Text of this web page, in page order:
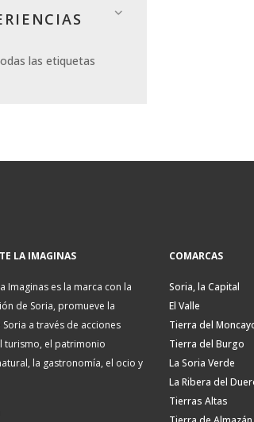
las etiquetas
LA IMAGINAS
Imaginas es la marca con la
de Soria, promueve la
a través de acciones
turismo, el patrimonio
la gastronomía, el ocio y
COMARCAS
Soria, la Capital
El Valle
Tierra del
Tierra del Burgo
La Soria Verde
La Ribera del
Tierras Altas